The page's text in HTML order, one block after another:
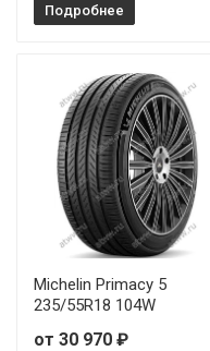
Подробнее
Michelin Primacy 5
235/55R18 104W
от 30 970 ₽